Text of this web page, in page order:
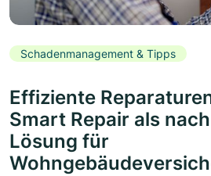
Schadenmanagement & Tipps
Effiziente
Smart Repair als
Lösung für